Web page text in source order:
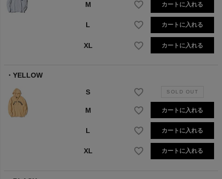
M カートに入れる
L カートに入れる
XL カートに入れる
YELLOW
S
M カートに入れる
L カートに入れる
XL カートに入れる